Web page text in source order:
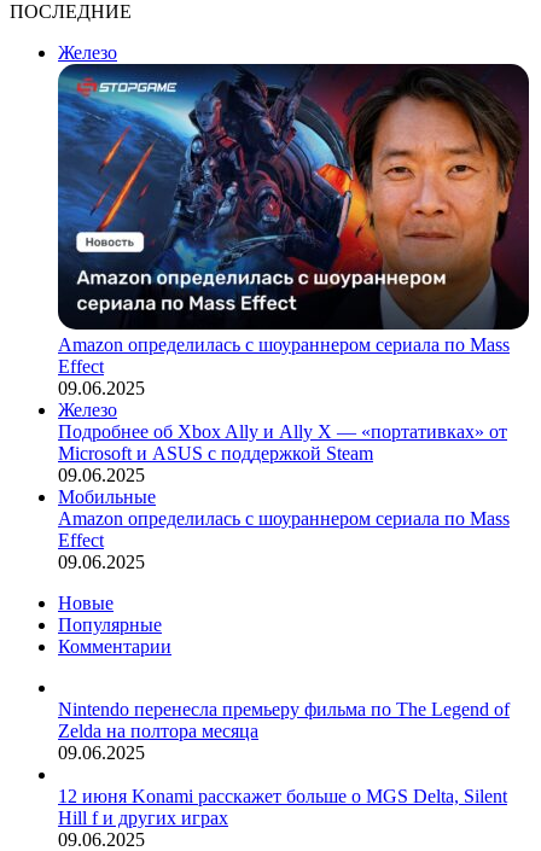
ПОСЛЕДНИЕ
Железо
Amazon определилась с шоураннером сериала по Mass
Effect
09.06.2025
Железо
Подробнее об Xbox Ally и Ally X — «портативках» от
Microsoft и ASUS с поддержкой Steam
09.06.2025
Мобильные
Amazon определилась с шоураннером сериала по Mass
Effect
09.06.2025
Новые
Популярные
Комментарии
Nintendo перенесла премьеру фильма по The Legend of
Zelda на полтора месяца
09.06.2025
12 июня Konami расскажет больше о MGS Delta, Silent
Hill f и других играх
09.06.2025